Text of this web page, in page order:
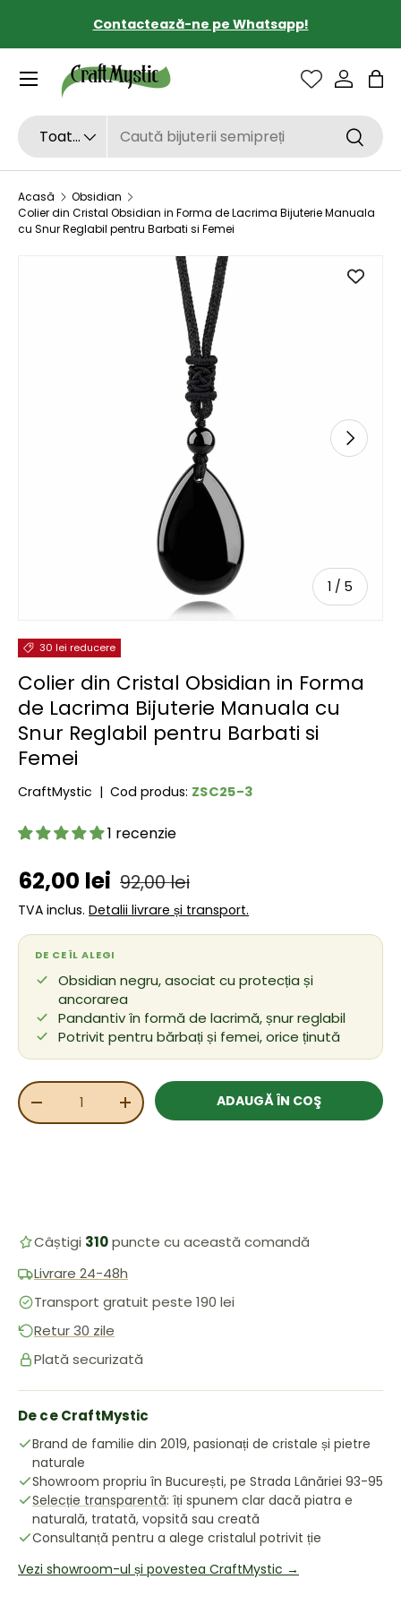
SARI LA CONȚINUT
Contactează-ne pe Whatsapp!
Căutare
Tipul de produs
Toate
Sac
Acasă
Obsidian
Colier din Cristal Obsidian in Forma de Lacrima Bijuterie Manuala
cu Snur Reglabil pentru Barbati si Femei
SARI LA INFORMAȚIILE DESPRE PRODUS
1 / de
5
30 lei reducere
Colier din Cristal Obsidian in Forma
de Lacrima Bijuterie Manuala cu
Snur Reglabil pentru Barbati si
Femei
CraftMystic | Cod produs: ZSC25-3
1 recenzie
Preț de vânzare
62,00 lei Preț obișnuit
92,00 lei
TVA inclus. Detalii livrare și transport.
DE CE ÎL ALEGI
Obsidian negru, asociat cu protecția și
ancorarea
Pandantiv în formă de lacrimă, șnur reglabil
Potrivit pentru bărbați și femei, orice ținută
Cant.
REDUCEȚI CANTITATEAMĂRIȚI CANTITATEAADAUGĂ ÎN COŞ
Câștigi 310puncte cu această comandă
Livrare 24-48h
Transport gratuit peste 190 lei
Retur 30 zile
Plată securizată
De ce CraftMystic
Brand de familie din 2019, pasionați de cristale și pietre
naturale
Showroom propriu în București, pe Strada Lânăriei 93-95
Selecție transparentă: îți spunem clar dacă piatra e
naturală, tratată, vopsită sau creată
Consultanță pentru a alege cristalul potrivit ție
Vezi showroom-ul și povestea CraftMystic →